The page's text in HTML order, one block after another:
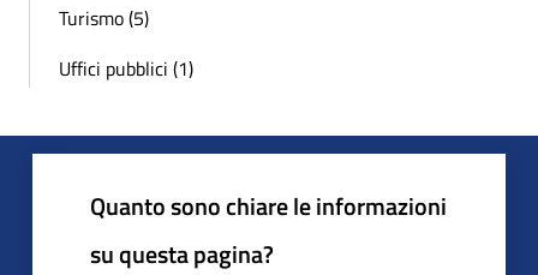
Turismo (5)
Uffici pubblici (1)
Quanto sono chiare le informazioni
su questa pagina?